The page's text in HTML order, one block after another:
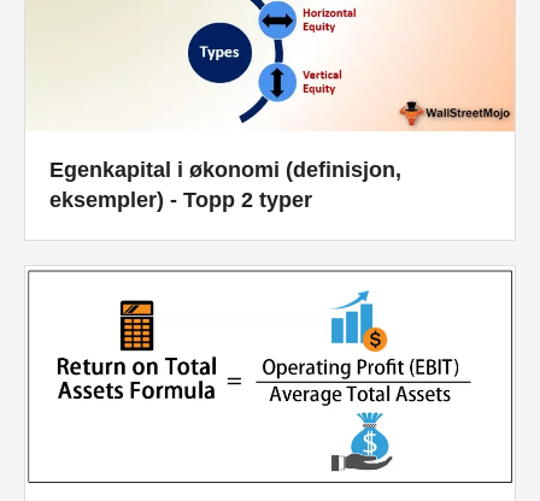
Egenkapital i økonomi (definisjon,
eksempler) - Topp 2 typer